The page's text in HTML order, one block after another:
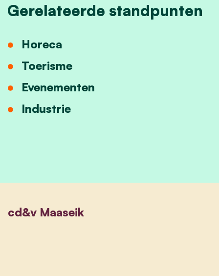
Gerelateerde standpunten
Horeca
Toerisme
Evenementen
Industrie
cd&v Maaseik